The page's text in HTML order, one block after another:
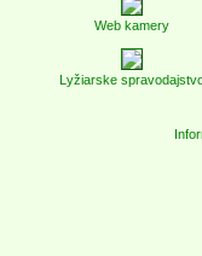
Web kamery
Lyžiarske